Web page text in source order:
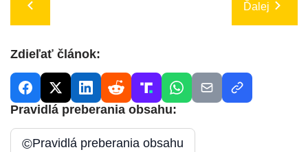
Ďalej
Zdieľať článok:
Pravidlá preberania obsahu:
©Pravidlá preberania obsahu